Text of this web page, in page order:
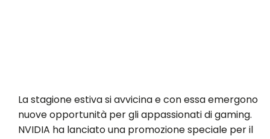
La stagione estiva si avvicina e con essa emergono
nuove opportunità per gli appassionati di gaming.
NVIDIA ha lanciato una promozione speciale per il